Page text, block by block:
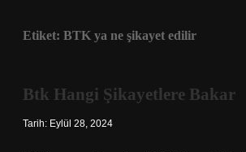
Etiket: BTK ya ne şikayet edilir
Btk Hangi Şikayetlere Bakar
Tarih: Eylül 28, 2024